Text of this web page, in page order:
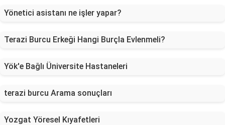
Yönetici asistanı ne işler yapar?
Terazi Burcu Erkeği Hangi Burçla Evlenmeli?
Yök'e Bağlı Üniversite Hastaneleri
terazi burcu Arama sonuçları
Yozgat Yöresel Kıyafetleri